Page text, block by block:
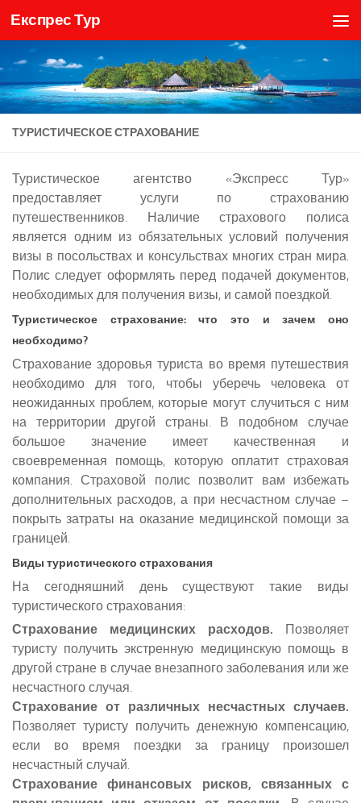
Skip to content
Експрес Тур
ТУРИСТИЧЕСКОЕ СТРАХОВАНИЕ
Туристическое агентство «Экспресс Тур»
предоставляет услуги по страхованию
путешественников. Наличие страхового полиса
является одним из обязательных условий получения
визы в посольствах и консульствах многих стран мира.
Полис следует оформлять перед подачей документов,
необходимых для получения визы, и самой поездкой.
Туристическое страхование: что это и зачем оно
необходимо?
Страхование здоровья туриста во время путешествия
необходимо для того, чтобы уберечь человека от
неожиданных проблем, которые могут случиться с ним
на территории другой страны. В подобном случае
большое значение имеет качественная и
своевременная помощь, которую оплатит страховая
компания. Страховой полис позволит вам избежать
дополнительных расходов, а при несчастном случае –
покрыть затраты на оказание медицинской помощи за
границей.
Виды туристического страхования
На сегодняшний день существуют такие виды
туристического страхования:
Страхование медицинских расходов. Позволяет
туристу получить экстренную медицинскую помощь в
другой стране в случае внезапного заболевания или же
несчастного случая.
Страхование от различных несчастных случаев.
Позволяет туристу получить денежную компенсацию,
если во время поездки за границу произошел
несчастный случай.
Страхование финансовых рисков, связанных с